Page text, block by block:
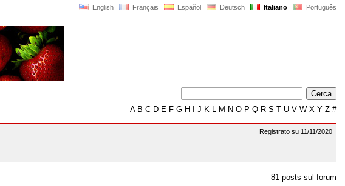
English Français Español Deutsch Italiano Português
AB C D E F G H J K L M N O P Q R S T U V W X Y Z #
Registrato su 11/11/2020
81 posts sul forum